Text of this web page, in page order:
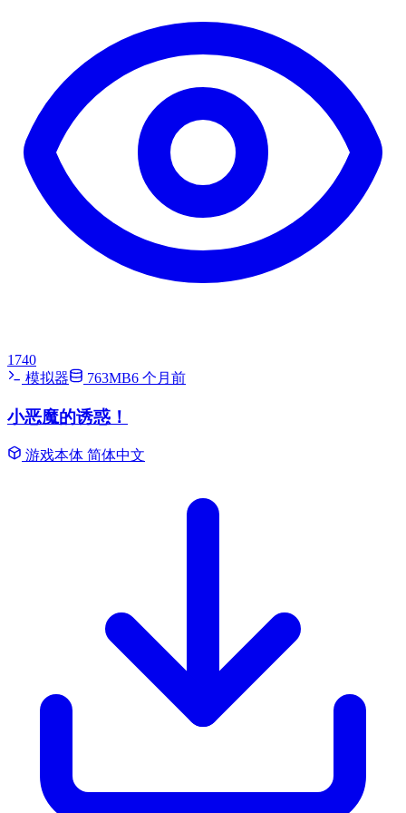
1740
模拟器
763MB6 个月前
小恶魔的诱惑！
游戏本体 简体中文